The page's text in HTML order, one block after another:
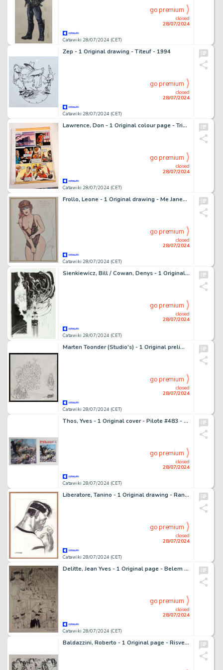
Catawiki 28/07/2024 (CET)
closed
28/07/2024
go premium
Zep - 1 Original drawing - Titeuf - 1994
Catawiki 28/07/2024 (CET)
closed
28/07/2024
go premium
Lawrence, Don - 1 Original colour page - Trigië - Het Geheim van de Abandon Burcht - 1973
Catawiki 28/07/2024 (CET)
closed
28/07/2024
go premium
Frollo, Leone - 1 Original drawing - Me Jane…! You Tarzan!
Catawiki 28/07/2024 (CET)
closed
28/07/2024
go premium
Sienkiewicz, Bill / Cowan, Denys - 1 Original page - Sentry : Hulk #1 - 2001
Catawiki 28/07/2024 (CET)
closed
28/07/2024
go premium
Marten Toonder (Studio's) - 1 Original preliminary drawing - Bommel en Tom Poes - Heer Bommel toont affectie naar Anne Marie Doddel - (jaren 1970)
Catawiki 28/07/2024 (CET)
closed
28/07/2024
go premium
Thos, Yves - 1 Original cover - Pilote #483 - 1969
Catawiki 28/07/2024 (CET)
closed
28/07/2024
go premium
Liberatore, Tanino - 1 Original drawing - RanXerox - Boxe de dos
Catawiki 28/07/2024 (CET)
closed
28/07/2024
go premium
Delitte, Jean Yves - 1 Original page - Belem T1 - Le Temps des naufrageurs - 2006
Catawiki 28/07/2024 (CET)
closed
28/07/2024
go premium
Baldazzini, Roberto - 1 Original page - Risvegli - 1994